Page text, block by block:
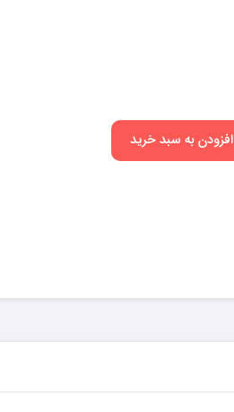
افزودن به سبد خرید